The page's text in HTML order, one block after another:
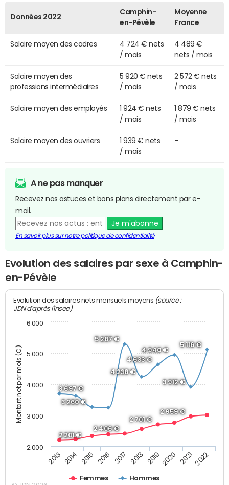
Données 2022
Camphin-
en-Pévèle
Moyenne
France
Salaire moyen des cadres
4 724 € nets
/ mois
4 489 €
nets / mois
Salaire moyen des
professions intermédiaires
5 920 € nets
/ mois
2 572 € nets
/ mois
Salaire moyen des employés
1 924 € nets
/ mois
1 879 € nets
/ mois
Salaire moyen des ouvriers
1 939 € nets
/ mois
-
A ne pas manquer
Recevez nos astuces et bons plans directement par e-
mail.
Je m'abonne
En savoir plus sur notre politique de confidentialité
Evolution des salaires par sexe à Camphin-
en-Pévèle
Montant net par mois (€)
Evolution des salaires nets mensuels moyens (source :
JDN d'après l'Insee)
2 201 €
2 406 €
2 701 €
2 959 €
3 697 €
3 260 €
5 287 €
4 238 €
4 633 €
4 940 €
3 912 €
5 116 €
Femmes Hommes
2013 2014 2015 2016 2017 2018 2019 2020 2021 2022
2 000
3 000
4 000
5 000
6 000